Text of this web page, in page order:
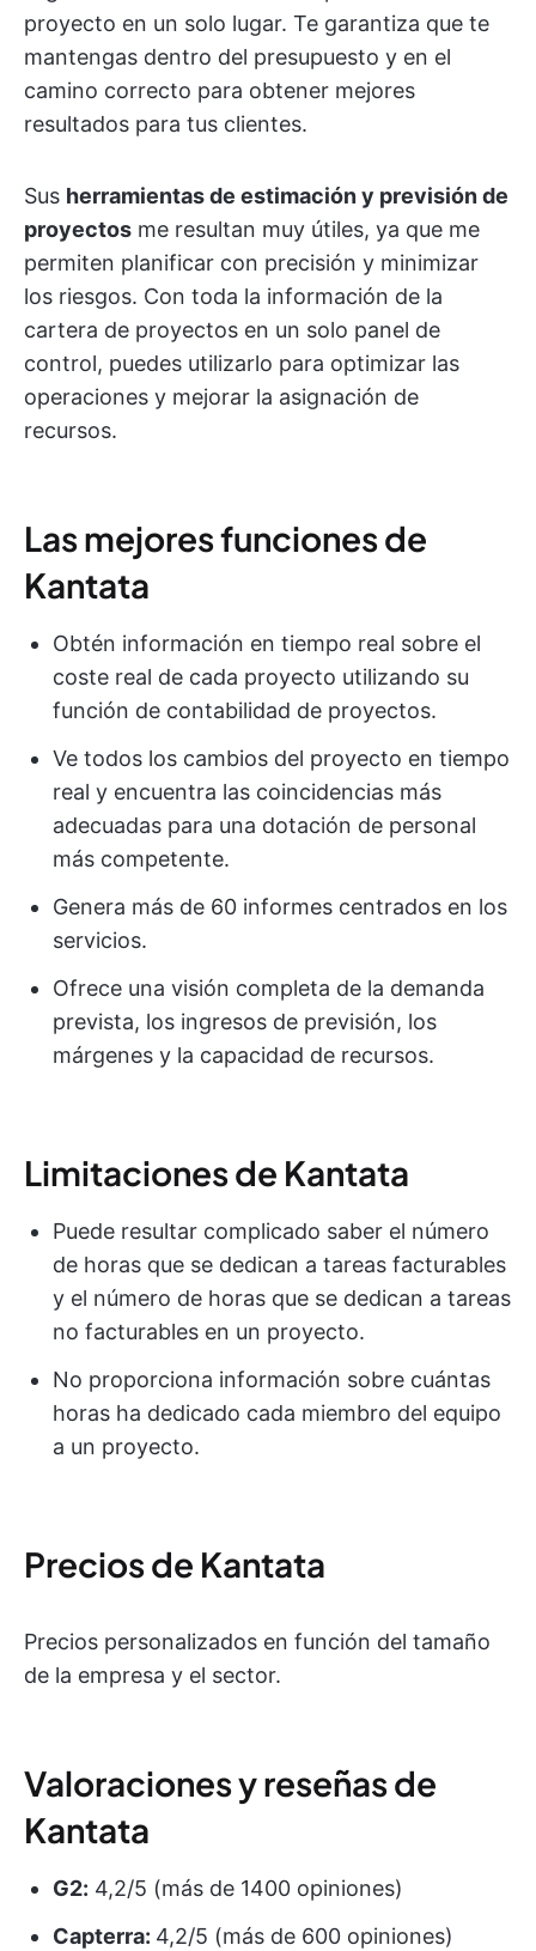
proyecto en un solo lugar. Te garantiza que te
mantengas dentro del presupuesto y en el
camino correcto para obtener mejores
resultados para tus clientes.
Sus herramientas de estimación y previsión de
proyectos me resultan muy útiles, ya que me
permiten planificar con precisión y minimizar
los riesgos. Con toda la información de la
cartera de proyectos en un solo panel de
control, puedes utilizarlo para optimizar las
operaciones y mejorar la asignación de
recursos.
Las mejores funciones de
Kantata
Obtén información en tiempo real sobre el
coste real de cada proyecto utilizando su
función de contabilidad de proyectos.
Ve todos los cambios del proyecto en tiempo
real y encuentra las coincidencias más
adecuadas para una dotación de personal
más competente.
Genera más de 60 informes centrados en los
servicios.
Ofrece una visión completa de la demanda
prevista, los ingresos de previsión, los
márgenes y la capacidad de recursos.
Limitaciones de Kantata
Puede resultar complicado saber el número
de horas que se dedican a tareas facturables
y el número de horas que se dedican a tareas
no facturables en un proyecto.
No proporciona información sobre cuántas
horas ha dedicado cada miembro del equipo
a un proyecto.
Precios de Kantata
Precios personalizados en función del tamaño
de la empresa y el sector.
Valoraciones y reseñas de
Kantata
G2: 4,2/5 (más de 1400 opiniones)
Capterra: 4,2/5 (más de 600 opiniones)